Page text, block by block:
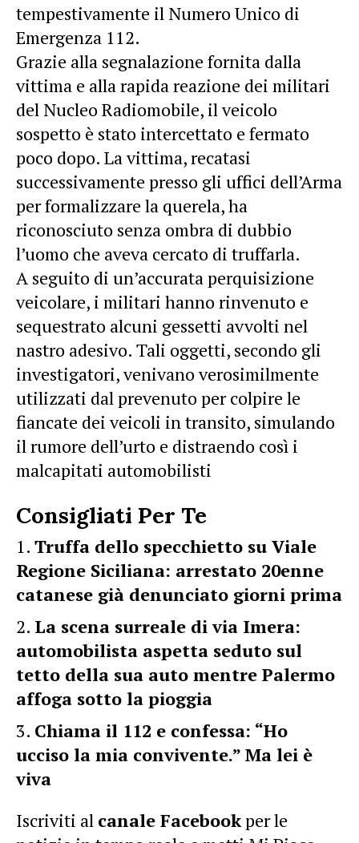
tempestivamente il Numero Unico di
Emergenza 112.
​Grazie alla segnalazione fornita dalla
vittima e alla rapida reazione dei militari
del Nucleo Radiomobile, il veicolo
sospetto è stato intercettato e fermato
poco dopo. La vittima, recatasi
successivamente presso gli uffici dell’Arma
per formalizzare la querela, ha
riconosciuto senza ombra di dubbio
l’uomo che aveva cercato di truffarla.
​A seguito di un’accurata perquisizione
veicolare, i militari hanno rinvenuto e
sequestrato alcuni gessetti avvolti nel
nastro adesivo. Tali oggetti, secondo gli
investigatori, venivano verosimilmente
utilizzati dal prevenuto per colpire le
fiancate dei veicoli in transito, simulando
il rumore dell’urto e distraendo così i
malcapitati automobilisti
Consigliati Per Te
Truffa dello specchietto su Viale
Regione Siciliana: arrestato 20enne
catanese già denunciato giorni prima
La scena surreale di via Imera:
automobilista aspetta seduto sul
tetto della sua auto mentre Palermo
affoga sotto la pioggia
Chiama il 112 e confessa: “Ho
ucciso la mia convivente.” Ma lei è
viva
Iscriviti al canale Facebookper le